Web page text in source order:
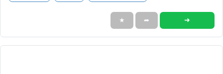
★ ➦ ➜